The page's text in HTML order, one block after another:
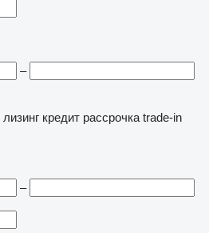
–
лизинг кредит рассрочка trade-in
–